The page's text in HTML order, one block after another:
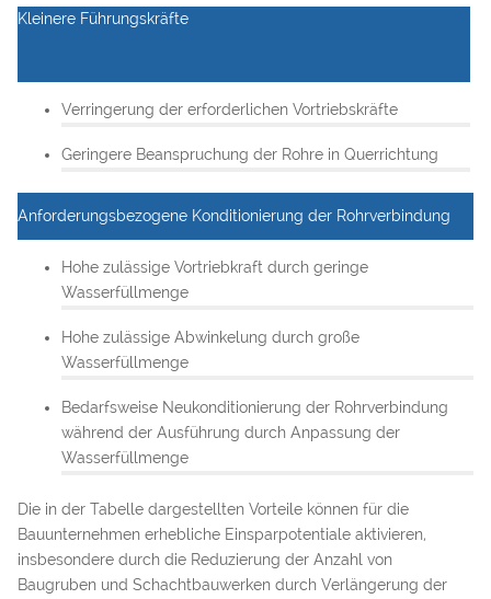
Kleinere Führungskräfte
Verringerung der erforderlichen Vortriebskräfte
Geringere Beanspruchung der Rohre in Querrichtung
Anforderungsbezogene Konditionierung der Rohrverbindung
Hohe zulässige Vortriebkraft durch geringe
Wasserfüllmenge
Hohe zulässige Abwinkelung durch große
Wasserfüllmenge
Bedarfsweise Neukonditionierung der Rohrverbindung
während der Ausführung durch Anpassung der
Wasserfüllmenge
Die in der Tabelle dargestellten Vorteile können für die
Bauunternehmen erhebliche Einsparpotentiale aktivieren,
insbesondere durch die Reduzierung der Anzahl von
Baugruben und Schachtbauwerken durch Verlängerung der